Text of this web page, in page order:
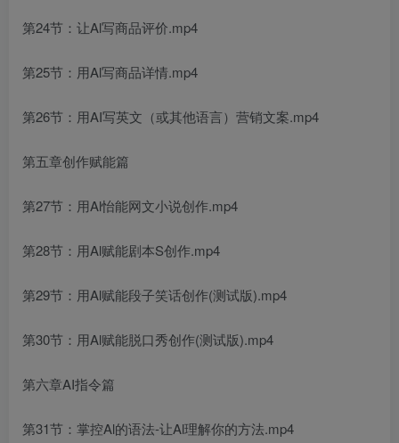
第24节：让Al写商品评价.mp4
第25节：用Al写商品详情.mp4
第26节：用AI写英文（或其他语言）营销文案.mp4
第五章创作赋能篇
第27节：用Al怡能网文小说创作.mp4
第28节：用Al赋能剧本S创作.mp4
第29节：用Al赋能段子笑话创作(测试版).mp4
第30节：用Al赋能脱口秀创作(测试版).mp4
第六章AI指令篇
第31节：掌控Al的语法-让Al理解你的方法.mp4